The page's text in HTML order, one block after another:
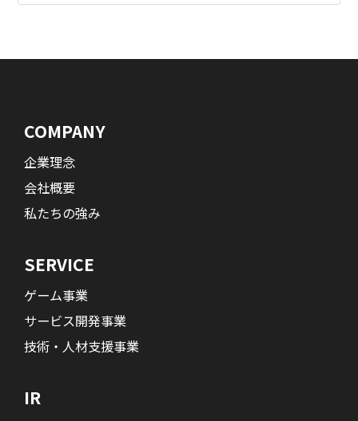
COMPANY
企業理念
会社概要
私たちの強み
SERVICE
ゲーム事業
サービス開発事業
技術・人材支援事業
IR